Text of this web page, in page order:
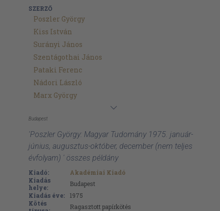
SZERZŐ
Poszler György
Kiss István
Surányi János
Szentágothai János
Pataki Ferenc
Nádori László
Marx György
Budapest
'Poszler György: Magyar Tudomány 1975. január-
június, augusztus-október, december (nem teljes
évfolyam) ' összes példány
Kiadó:
Akadémiai Kiadó
Kiadás
helye:
Budapest
Kiadás éve:
1975
Kötés
Ragasztott papírkötés